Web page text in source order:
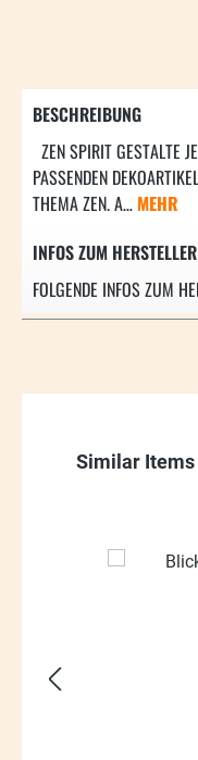
BESCHREIBUNG
ZEN SPIRIT GESTALTE
PASSENDEN
THEMA ZEN. A… MEHR
INFOS ZUM HERSTELLER
FOLGENDE INFOS ZUM
Produktgalerie
Similar Items